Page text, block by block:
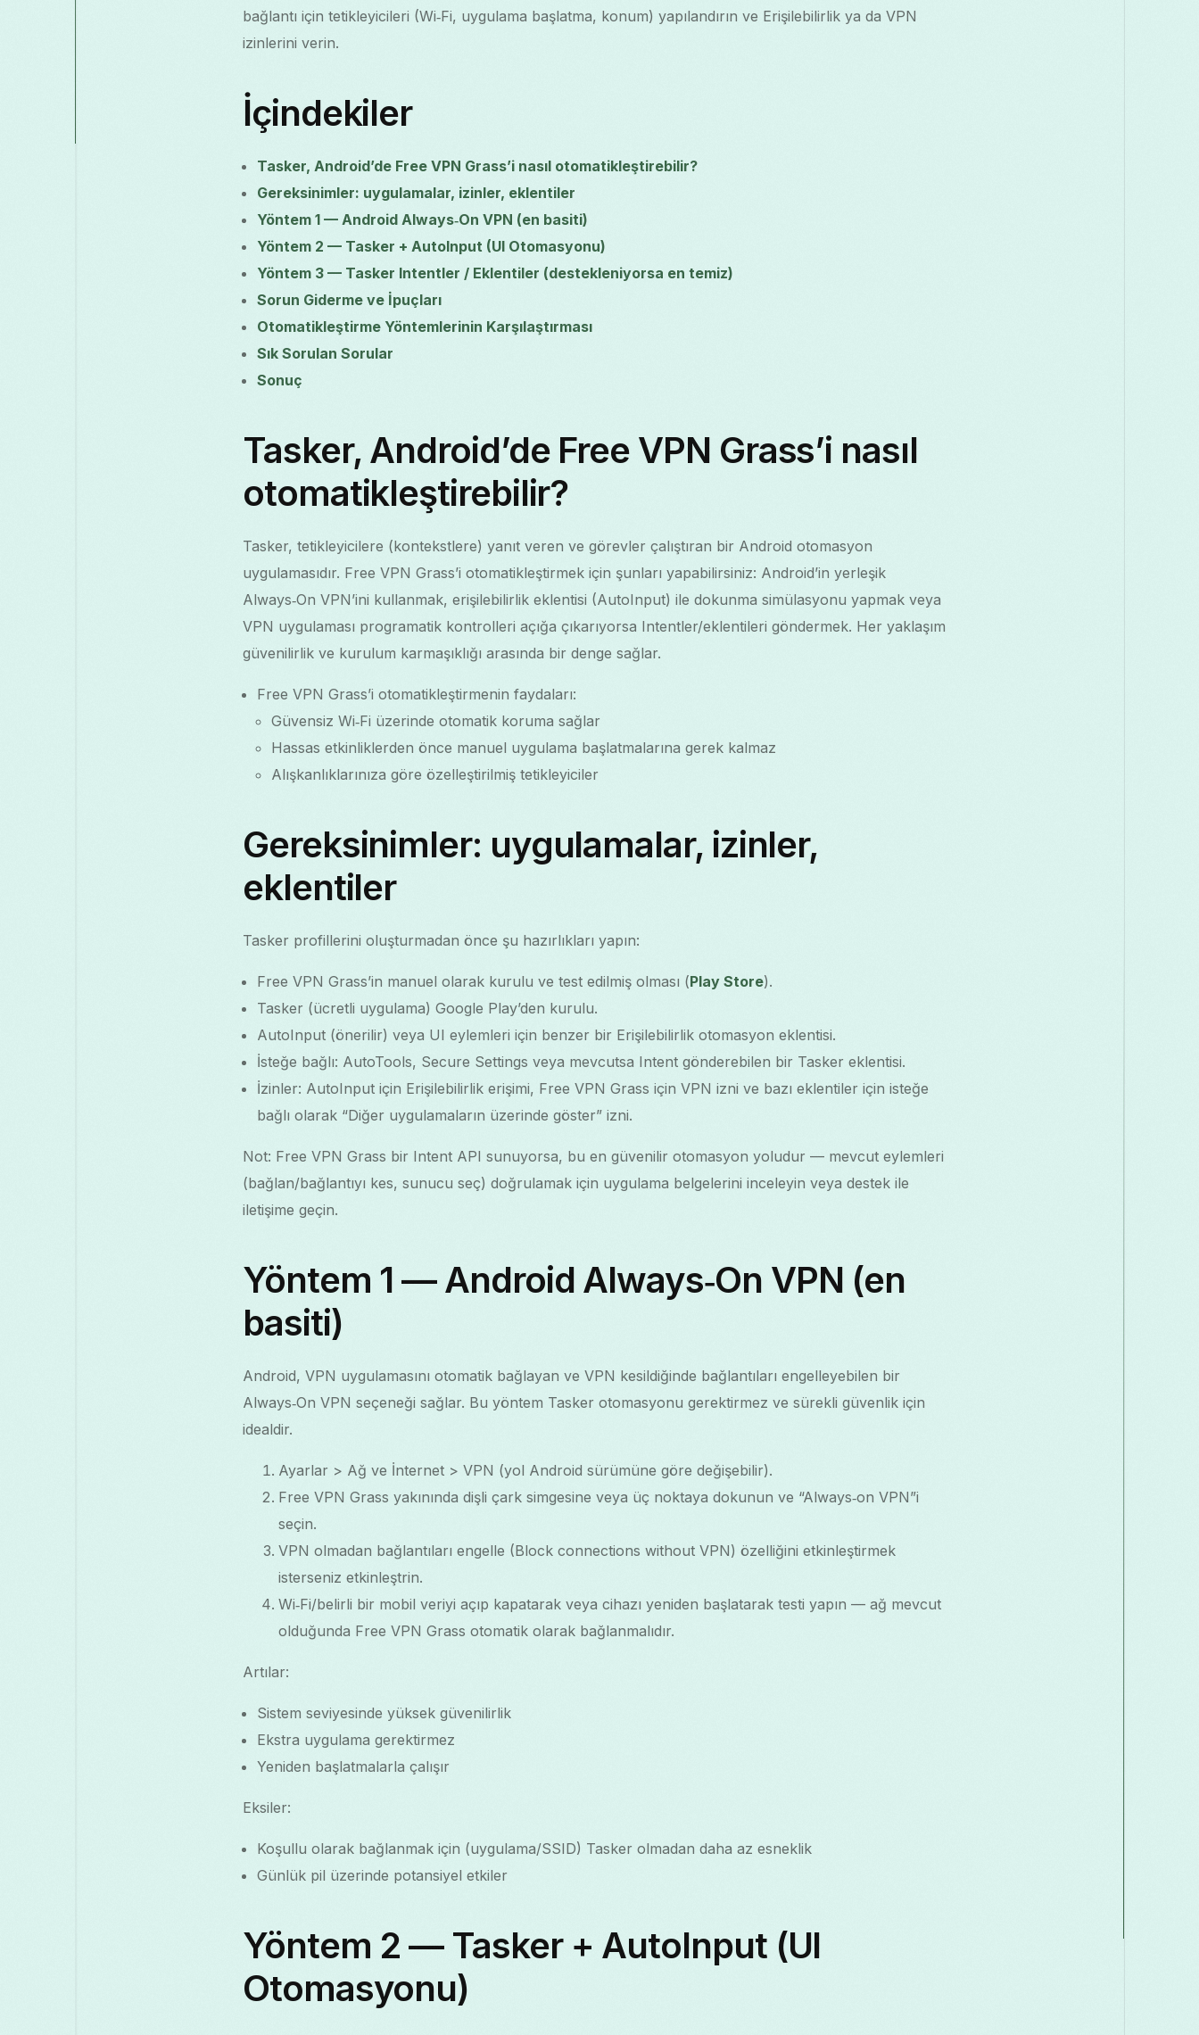
bağlantı için tetikleyicileri (Wi‑Fi, uygulama başlatma, konum) yapılandırın ve Erişilebilirlik ya da VPN
izinlerini verin.
İçindekiler
Tasker, Android’de Free VPN Grass’i nasıl otomatikleştirebilir?
Gereksinimler: uygulamalar, izinler, eklentiler
Yöntem 1 — Android Always‑On VPN (en basiti)
Yöntem 2 — Tasker + AutoInput (UI Otomasyonu)
Yöntem 3 — Tasker Intentler / Eklentiler (destekleniyorsa en temiz)
Sorun Giderme ve İpuçları
Otomatikleştirme Yöntemlerinin Karşılaştırması
Sık Sorulan Sorular
Sonuç
Tasker, Android’de Free VPN Grass’i nasıl
otomatikleştirebilir?
Tasker, tetikleyicilere (kontekstlere) yanıt veren ve görevler çalıştıran bir Android otomasyon
uygulamasıdır. Free VPN Grass’i otomatikleştirmek için şunları yapabilirsiniz: Android’in yerleşik
Always‑On VPN’ini kullanmak, erişilebilirlik eklentisi (AutoInput) ile dokunma simülasyonu yapmak veya
VPN uygulaması programatik kontrolleri açığa çıkarıyorsa Intentler/eklentileri göndermek. Her yaklaşım
güvenilirlik ve kurulum karmaşıklığı arasında bir denge sağlar.
Free VPN Grass’i otomatikleştirmenin faydaları:
Güvensiz Wi‑Fi üzerinde otomatik koruma sağlar
Hassas etkinliklerden önce manuel uygulama başlatmalarına gerek kalmaz
Alışkanlıklarınıza göre özelleştirilmiş tetikleyiciler
Gereksinimler: uygulamalar, izinler,
eklentiler
Tasker profillerini oluşturmadan önce şu hazırlıkları yapın:
Free VPN Grass’in manuel olarak kurulu ve test edilmiş olması (Play Store).
Tasker (ücretli uygulama) Google Play’den kurulu.
AutoInput (önerilir) veya UI eylemleri için benzer bir Erişilebilirlik otomasyon eklentisi.
İsteğe bağlı: AutoTools, Secure Settings veya mevcutsa Intent gönderebilen bir Tasker eklentisi.
İzinler: AutoInput için Erişilebilirlik erişimi, Free VPN Grass için VPN izni ve bazı eklentiler için isteğe
bağlı olarak “Diğer uygulamaların üzerinde göster” izni.
Not: Free VPN Grass bir Intent API sunuyorsa, bu en güvenilir otomasyon yoludur — mevcut eylemleri
(bağlan/bağlantıyı kes, sunucu seç) doğrulamak için uygulama belgelerini inceleyin veya destek ile
iletişime geçin.
Yöntem 1 — Android Always‑On VPN (en
basiti)
Android, VPN uygulamasını otomatik bağlayan ve VPN kesildiğinde bağlantıları engelleyebilen bir
Always‑On VPN seçeneği sağlar. Bu yöntem Tasker otomasyonu gerektirmez ve sürekli güvenlik için
idealdir.
Ayarlar > Ağ ve İnternet > VPN (yol Android sürümüne göre değişebilir).
Free VPN Grass yakınında dişli çark simgesine veya üç noktaya dokunun ve “Always‑on VPN”i
seçin.
VPN olmadan bağlantıları engelle (Block connections without VPN) özelliğini etkinleştirmek
isterseniz etkinleştrin.
Wi‑Fi/belirli bir mobil veriyi açıp kapatarak veya cihazı yeniden başlatarak testi yapın — ağ mevcut
olduğunda Free VPN Grass otomatik olarak bağlanmalıdır.
Artılar:
Sistem seviyesinde yüksek güvenilirlik
Ekstra uygulama gerektirmez
Yeniden başlatmalarla çalışır
Eksiler:
Koşullu olarak bağlanmak için (uygulama/SSID) Tasker olmadan daha az esneklik
Günlük pil üzerinde potansiyel etkiler
Yöntem 2 — Tasker + AutoInput (UI
Otomasyonu)